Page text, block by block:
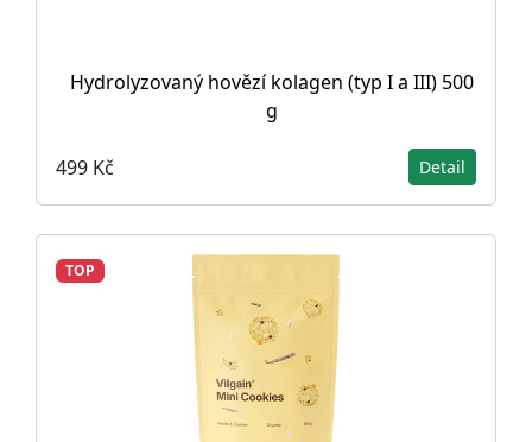
Hydrolyzovaný hovězí kolagen (typ I a III) 500
g
499 Kč Detail
TOP